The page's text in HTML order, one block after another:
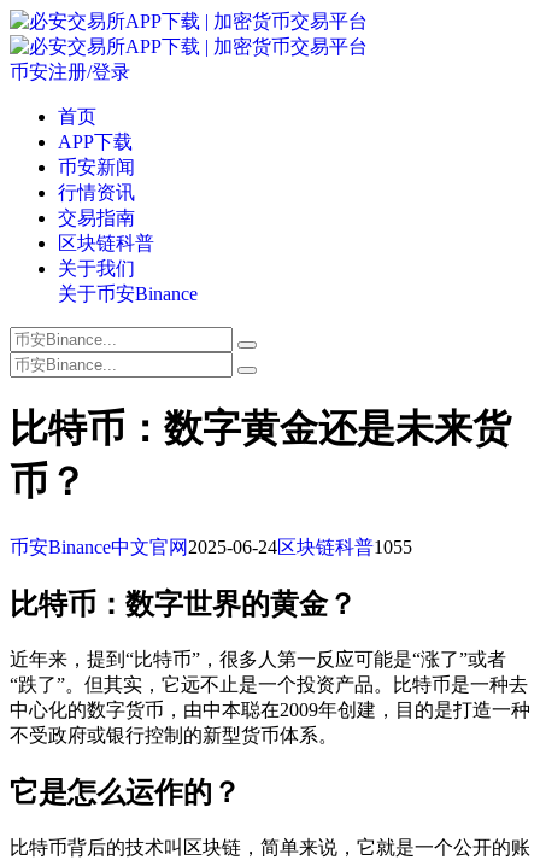
币安注册/登录
首页
APP下载
币安新闻
行情资讯
交易指南
区块链科普
关于我们
关于币安Binance
比特币：数字黄金还是未来货
币？
币安Binance中文官网 2025-06-24区块链科普1055
比特币：数字世界的黄金？
近年来，提到“比特币”，很多人第一反应可能是“涨了”或者
“跌了”。但其实，它远不止是一个投资产品。比特币是一种去
中心化的数字货币，由中本聪在2009年创建，目的是打造一种
不受政府或银行控制的新型货币体系。
它是怎么运作的？
比特币背后的技术叫区块链，简单来说，它就是一个公开的账